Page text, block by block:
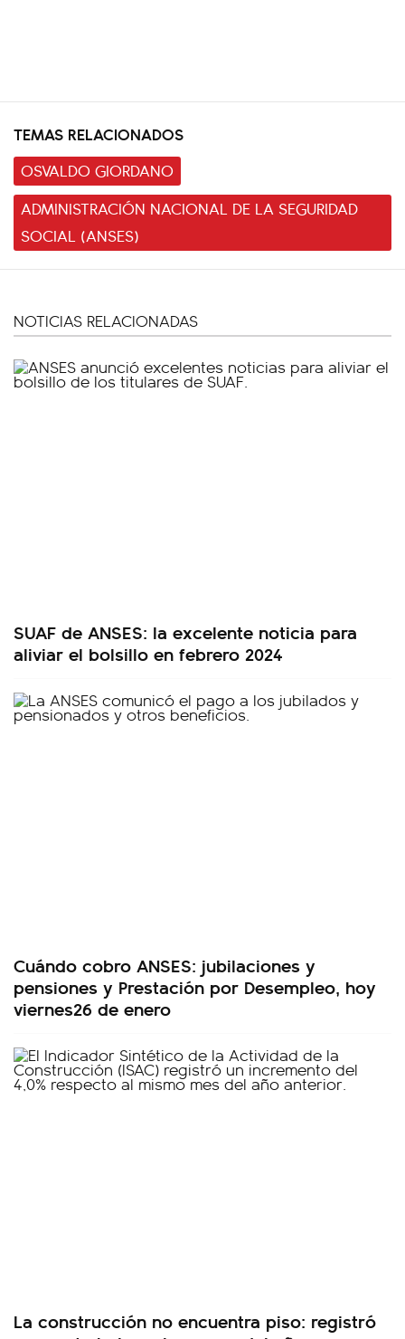
TEMAS RELACIONADOS
OSVALDO GIORDANO
ADMINISTRACIÓN NACIONAL DE LA SEGURIDAD
SOCIAL (ANSES)
NOTICIAS RELACIONADAS
SUAF de ANSES: la excelente noticia para
aliviar el bolsillo en febrero 2024
Cuándo cobro ANSES: jubilaciones y
pensiones y Prestación por Desempleo, hoy
viernes26 de enero
La construcción no encuentra piso: registró